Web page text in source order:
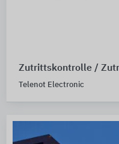
Zutrittskontrolle /
Telenot Electronic